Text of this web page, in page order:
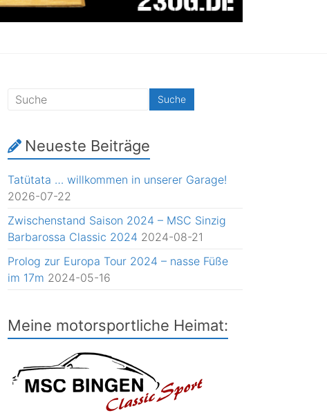
Neueste Beiträge
Tatütata … willkommen in unserer Garage!
2026-07-22
Zwischenstand Saison 2024 – MSC Sinzig
Barbarossa Classic 2024 2024-08-21
Prolog zur Europa Tour 2024 – nasse Füße
im 17m 2024-05-16
Meine motorsportliche Heimat: